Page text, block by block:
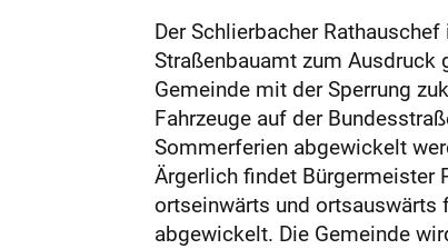
Der Schlierbacher
Straßenbauamt zum Ausdruck
Gemeinde mit der Sperrung
Fahrzeuge auf der
Sommerferien abgewickelt
Ärgerlich findet Bürgermeister
ortseinwärts und ortsauswärts
abgewickelt. Die Gemeinde